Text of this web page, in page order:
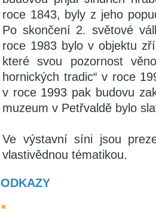
roce 1843, byly z jeho
Po skončení 2. světové
roce 1983 bylo v objektu
které svou pozornost
hornických tradic“ v roce
v roce 1993 pak budovu
muzeum v Petřvaldě bylo
Ve výstavní síni jsou
vlastivědnou tématikou.
ODKAZY